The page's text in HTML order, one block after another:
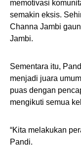
memotivasi
semakin eksis.
Channa Jambi
Jambi.
Sementara itu,
menjadi juara
puas dengan
mengikuti semua
“Kita melakukan
Pandi.